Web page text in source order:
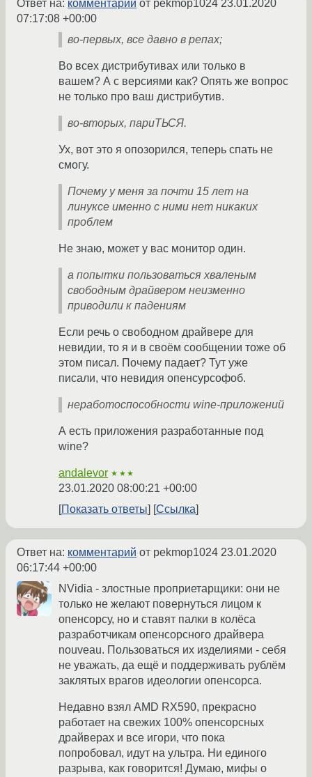
Ответ на: комментарий от pekmop1024 23.01.2020
07:17:08 +00:00
во-первых, все давно в репах;
Во всех дистрибутивах или только в
вашем? А с версиями как? Опять же вопрос
не только про ваш дистрибутив.
во-вторых, париТЬСЯ.
Ух, вот это я опозорился, теперь спать не
смогу.
Почему у меня за почти 15 лет на
линуксе именно с ними нет никаких
проблем
Не знаю, может у вас монитор один.
а попытки пользоваться хваленым
свободным драйвером неизменно
приводили к падениям
Если речь о свободном драйвере для
невидии, то я и в своём сообщении тоже об
этом писал. Почему падает? Тут уже
писали, что невидия опенсурсофоб.
неработоспособности wine-приложений
А есть приложения разработанные под
wine?
andalevor ★★★
23.01.2020 08:00:21 +00:00
Показать ответы
Ссылка
Ответ на: комментарий от pekmop1024 23.01.2020
06:17:44 +00:00
NVidia - злостные проприетарщики: они не
только не желают повернуться лицом к
опенсорсу, но и ставят палки в колёса
разработчикам опенсорсного драйвера
nouveau. Пользоваться их изделиями - себя
не уважать, да ещё и поддерживать рублём
заклятых врагов идеологии опенсорса.
Недавно взял AMD RX590, прекрасно
работает на свежих 100% опенсорсных
драйверах и все игори, что пока
попробовал, идут на ультра. Ни единого
разрыва, как говорится! Думаю, мифы о